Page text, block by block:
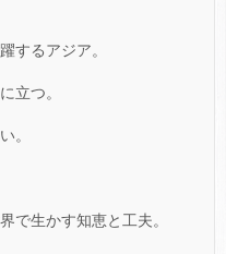
するアジア。
立つ。
。
で生かす知恵と工夫。